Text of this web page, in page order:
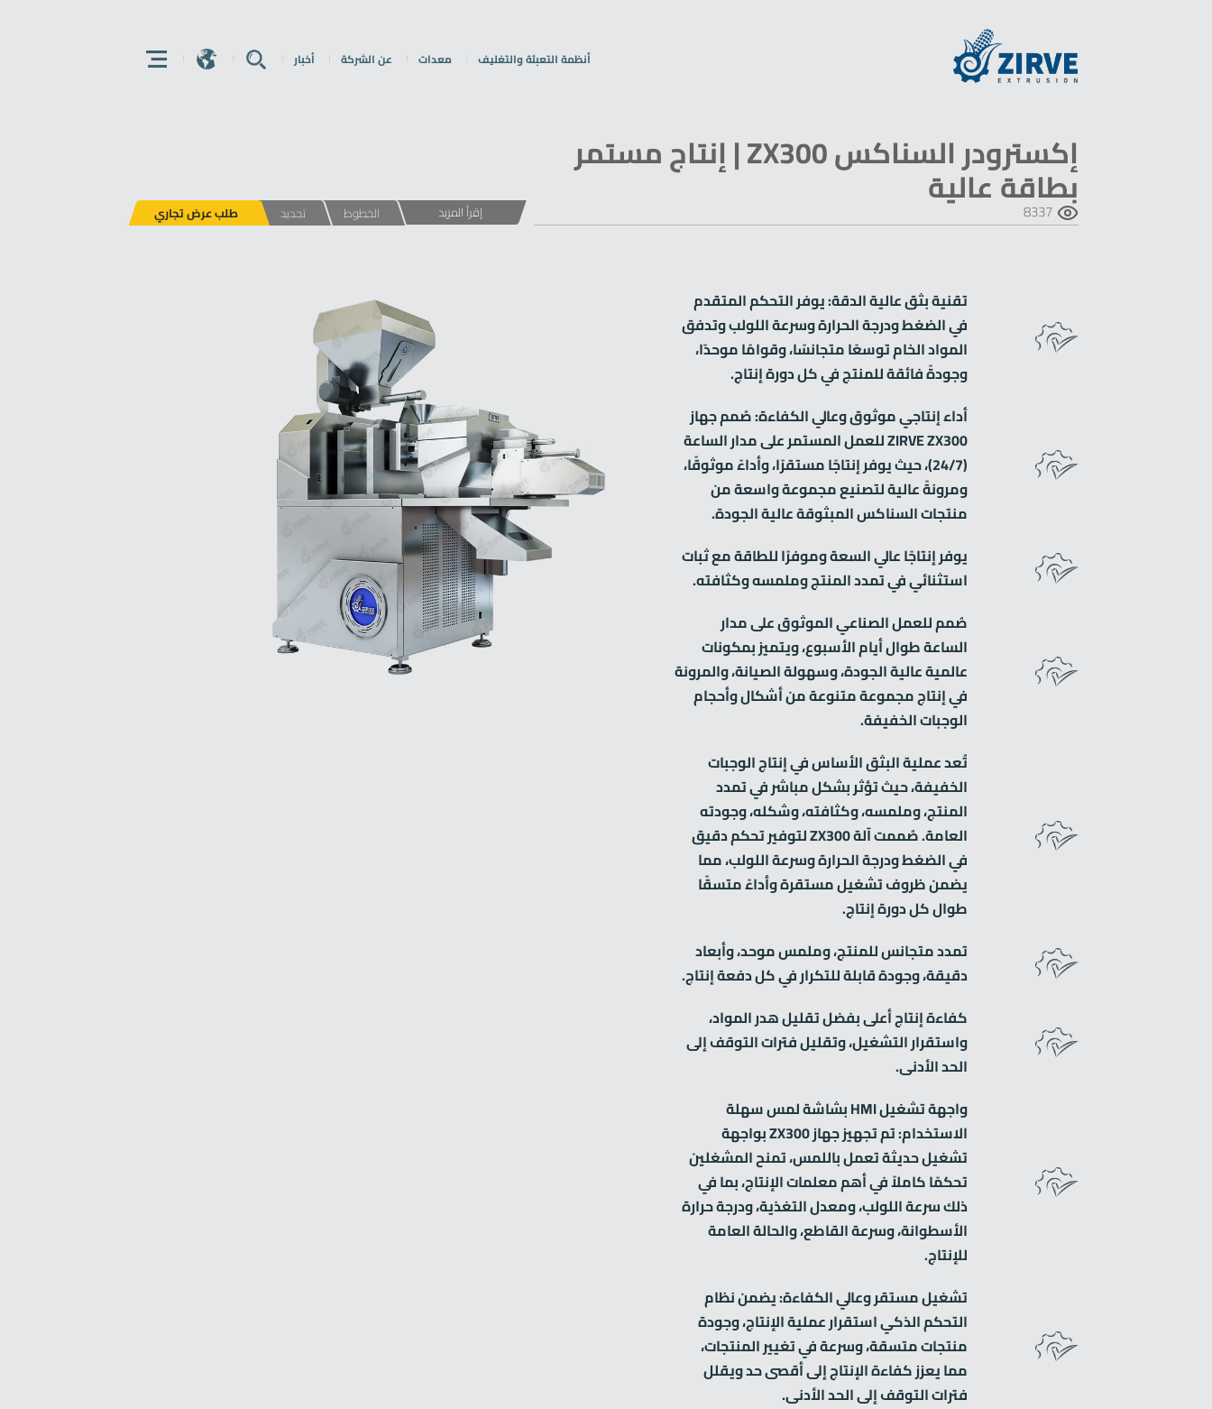
أنظمة التعبئة والتغليف معدات عن الشركة أخبار E
E
E
إكسترودر السناكس ZX300 | إنتاج مستمر
بطاقة عالية
8337 إقرأ المزيد الخطوط تحديد طلب عرض تجاري
تقنية بثق عالية الدقة: يوفر التحكم المتقدم
في الضغط ودرجة الحرارة وسرعة اللولب وتدفق
المواد الخام توسعًا متجانسًا، وقوامًا موحدًا،
وجودةً فائقة للمنتج في كل دورة إنتاج.
أداء إنتاجي موثوق وعالي الكفاءة: صُمم جهاز
ZIRVE ZX300 للعمل المستمر على مدار الساعة
(24/7)، حيث يوفر إنتاجًا مستقرًا، وأداءً موثوقًا،
ومرونةً عالية لتصنيع مجموعة واسعة من
منتجات السناكس المبثوقة عالية الجودة.
يوفر إنتاجًا عالي السعة وموفرًا للطاقة مع ثبات
استثنائي في تمدد المنتج وملمسه وكثافته.
صُمم للعمل الصناعي الموثوق على مدار
الساعة طوال أيام الأسبوع، ويتميز بمكونات
عالمية عالية الجودة، وسهولة الصيانة، والمرونة
في إنتاج مجموعة متنوعة من أشكال وأحجام
الوجبات الخفيفة.
تُعد عملية البثق الأساس في إنتاج الوجبات
الخفيفة، حيث تؤثر بشكل مباشر في تمدد
المنتج، وملمسه، وكثافته، وشكله، وجودته
العامة. صُممت آلة ZX300 لتوفير تحكم دقيق
في الضغط ودرجة الحرارة وسرعة اللولب، مما
يضمن ظروف تشغيل مستقرة وأداءً متسقًا
طوال كل دورة إنتاج.
تمدد متجانس للمنتج، وملمس موحد، وأبعاد
دقيقة، وجودة قابلة للتكرار في كل دفعة إنتاج.
كفاءة إنتاج أعلى بفضل تقليل هدر المواد،
واستقرار التشغيل، وتقليل فترات التوقف إلى
الحد الأدنى.
واجهة تشغيل HMI بشاشة لمس سهلة
الاستخدام: تم تجهيز جهاز ZX300 بواجهة
تشغيل حديثة تعمل باللمس، تمنح المشغلين
تحكمًا كاملاً في أهم معلمات الإنتاج، بما في
ذلك سرعة اللولب، ومعدل التغذية، ودرجة حرارة
الأسطوانة، وسرعة القاطع، والحالة العامة
للإنتاج.
تشغيل مستقر وعالي الكفاءة: يضمن نظام
التحكم الذكي استقرار عملية الإنتاج، وجودة
منتجات متسقة، وسرعة في تغيير المنتجات،
مما يعزز كفاءة الإنتاج إلى أقصى حد ويقلل
فترات التوقف إلى الحد الأدنى.